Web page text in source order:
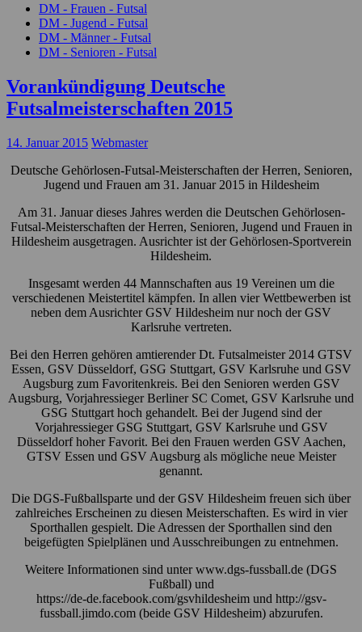
DM - Frauen - Futsal
DM - Jugend - Futsal
DM - Männer - Futsal
DM - Senioren - Futsal
Vorankündigung Deutsche
Futsalmeisterschaften 2015
14. Januar 2015 Webmaster
Deutsche Gehörlosen-Futsal-Meisterschaften der Herren, Senioren,
Jugend und Frauen am 31. Januar 2015 in Hildesheim
Am 31. Januar dieses Jahres werden die Deutschen Gehörlosen-
Futsal-Meisterschaften der Herren, Senioren, Jugend und Frauen in
Hildesheim ausgetragen. Ausrichter ist der Gehörlosen-Sportverein
Hildesheim.
Insgesamt werden 44 Mannschaften aus 19 Vereinen um die
verschiedenen Meistertitel kämpfen. In allen vier Wettbewerben ist
neben dem Ausrichter GSV Hildesheim nur noch der GSV
Karlsruhe vertreten.
Bei den Herren gehören amtierender Dt. Futsalmeister 2014 GTSV
Essen, GSV Düsseldorf, GSG Stuttgart, GSV Karlsruhe und GSV
Augsburg zum Favoritenkreis. Bei den Senioren werden GSV
Augsburg, Vorjahressieger Berliner SC Comet, GSV Karlsruhe und
GSG Stuttgart hoch gehandelt. Bei der Jugend sind der
Vorjahressieger GSG Stuttgart, GSV Karlsruhe und GSV
Düsseldorf hoher Favorit. Bei den Frauen werden GSV Aachen,
GTSV Essen und GSV Augsburg als mögliche neue Meister
genannt.
Die DGS-Fußballsparte und der GSV Hildesheim freuen sich über
zahlreiches Erscheinen zu diesen Meisterschaften. Es wird in vier
Sporthallen gespielt. Die Adressen der Sporthallen sind den
beigefügten Spielplänen und Ausschreibungen zu entnehmen.
Weitere Informationen sind unter www.dgs-fussball.de (DGS
Fußball) und
https://de-de.facebook.com/gsvhildesheim und http://gsv-
fussball.jimdo.com (beide GSV Hildesheim) abzurufen.